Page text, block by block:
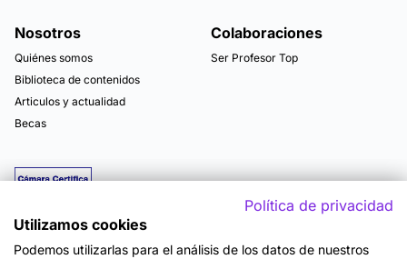
Nosotros
Quiénes somos
Biblioteca de contenidos
Articulos y actualidad
Becas
Colaboraciones
Ser Profesor Top
Política de privacidad
Utilizamos cookies
Podemos utilizarlas para el análisis de los datos de nuestros